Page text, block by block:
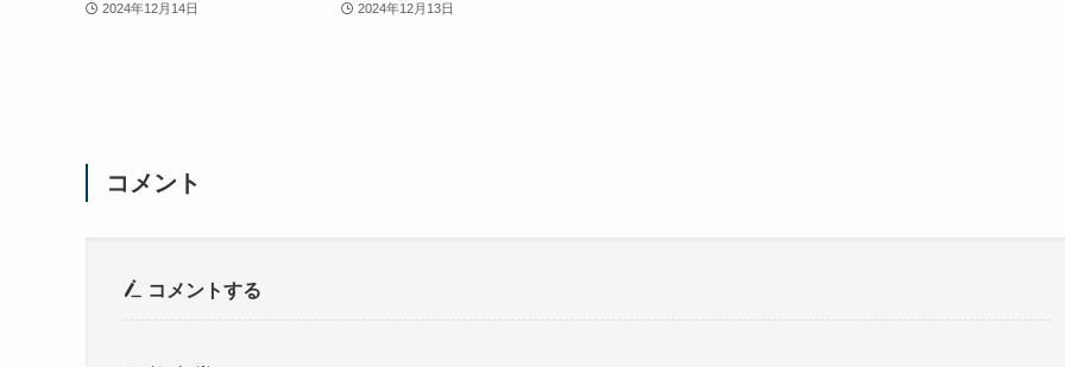
2024年12月14日 2024年12月13日
コメント
コメントする